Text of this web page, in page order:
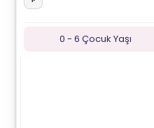
0 - 6 Çocuk Yaşı